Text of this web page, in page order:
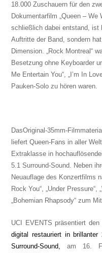
18.000 Zuschauern für den
Dokumentarfilm „Queen –
schließlich dabei entstand, ist
Auftritte der Band, sondern
Dimension. „Rock Montreal“
Besetzung ohne Keyboarder
Me Entertain You“, „I’m In
Pauken-Solo zu hören waren.
DasOriginal-35mm-
liefert Queen-Fans in aller
Extraklasse in
5.1 Surround-Sound. Neben
Neuauflage des Konzertfilms
Rock You“
„Under Pressure“
„Bohemian Rhapsody“ zum
UCI EVENTS präsentiert den
digital restauriert in brillanter
Surround-Sound,am 16.